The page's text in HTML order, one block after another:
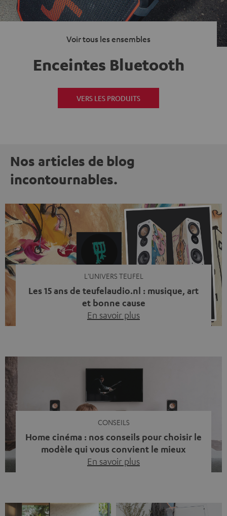
Voir tous les ensembles
Enceintes Bluetooth
VERS LES PRODUITS
Nos articles de blog
incontournables.
L'UNIVERS TEUFEL
Les 15 ans de teufelaudio.nl : musique, art
et bonne cause
En savoir plus
quelque chose qui reflète ce que représente Teufel :
célébrer le pouvoir du son et redonner quelque chose à
la société. La musique fait bien plus que simplement
sonner bien. […]
CONSEILS
Home cinéma : nos conseils pour choisir le
modèle qui vous convient le mieux
En savoir plus
dialogue est couvert par un bruit de fond… et adieu